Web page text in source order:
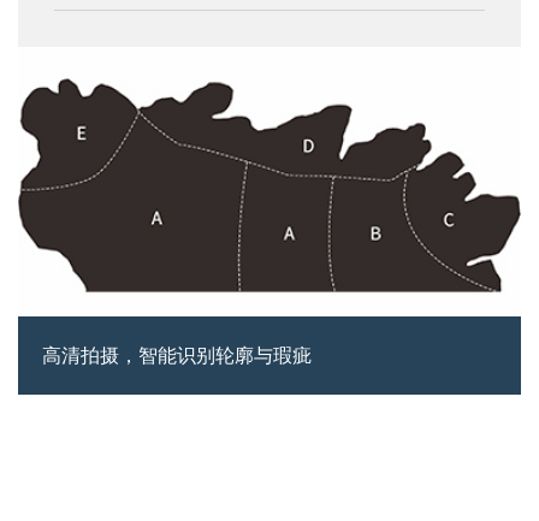
高清拍摄，智能识别轮廓与瑕疵